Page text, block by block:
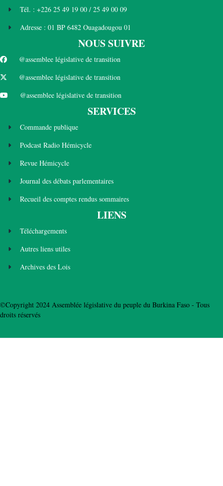
Tél. : +226 25 49 19 00 / 25 49 00 09
Adresse : 01 BP 6482 Ouagadougou 01
NOUS SUIVRE
@assemblee législative de transition
@assemblee législative de transition
@assemblee législative de transition
SERVICES
Commande publique
Podcast Radio Hémicycle
Revue Hémicycle
Journal des débats parlementaires
Recueil des comptes rendus sommaires
LIENS
Téléchargements
Autres liens utiles
Archives des Lois
©Copyright 2024 Assemblée législative du peuple du Burkina Faso - Tous
droits réservés